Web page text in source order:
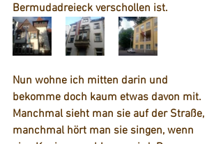
Bermudadreieck verschollen ist.
Nun wohne ich mitten darin und
bekomme doch kaum etwas davon mit.
Manchmal sieht man sie auf der Straße,
manchmal hört man sie singen, wenn